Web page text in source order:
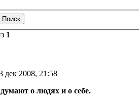
1
дек 2008, 21:58
о людях и о себе.